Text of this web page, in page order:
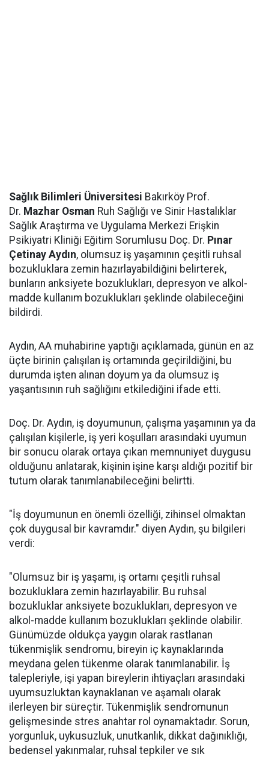
Sağlık Bilimleri Üniversitesi Bakırköy Prof.
Dr. Mazhar Osman Ruh Sağlığı ve Sinir Hastalıklar
Sağlık Araştırma ve Uygulama Merkezi Erişkin
Psikiyatri Kliniği Eğitim Sorumlusu Doç. Dr. Pınar
Çetinay Aydın, olumsuz iş yaşamının çeşitli ruhsal
bozukluklara zemin hazırlayabildiğini belirterek,
bunların anksiyete bozuklukları, depresyon ve alkol-
madde kullanım bozuklukları şeklinde olabileceğini
bildirdi.
Aydın, AA muhabirine yaptığı açıklamada, günün en az
üçte birinin çalışılan iş ortamında geçirildiğini, bu
durumda işten alınan doyum ya da olumsuz iş
yaşantısının ruh sağlığını etkilediğini ifade etti.
Doç. Dr. Aydın, iş doyumunun, çalışma yaşamının ya da
çalışılan kişilerle, iş yeri koşulları arasındaki uyumun
bir sonucu olarak ortaya çıkan memnuniyet duygusu
olduğunu anlatarak, kişinin işine karşı aldığı pozitif bir
tutum olarak tanımlanabileceğini belirtti.
"İş doyumunun en önemli özelliği, zihinsel olmaktan
çok duygusal bir kavramdır." diyen Aydın, şu bilgileri
verdi:
"Olumsuz bir iş yaşamı, iş ortamı çeşitli ruhsal
bozukluklara zemin hazırlayabilir. Bu ruhsal
bozukluklar anksiyete bozuklukları, depresyon ve
alkol-madde kullanım bozuklukları şeklinde olabilir.
Günümüzde oldukça yaygın olarak rastlanan
tükenmişlik sendromu, bireyin iç kaynaklarında
meydana gelen tükenme olarak tanımlanabilir. İş
talepleriyle, işi yapan bireylerin ihtiyaçları arasındaki
uyumsuzluktan kaynaklanan ve aşamalı olarak
ilerleyen bir süreçtir. Tükenmişlik sendromunun
gelişmesinde stres anahtar rol oynamaktadır. Sorun,
yorgunluk, uykusuzluk, unutkanlık, dikkat dağınıklığı,
bedensel yakınmalar, ruhsal tepkiler ve sık